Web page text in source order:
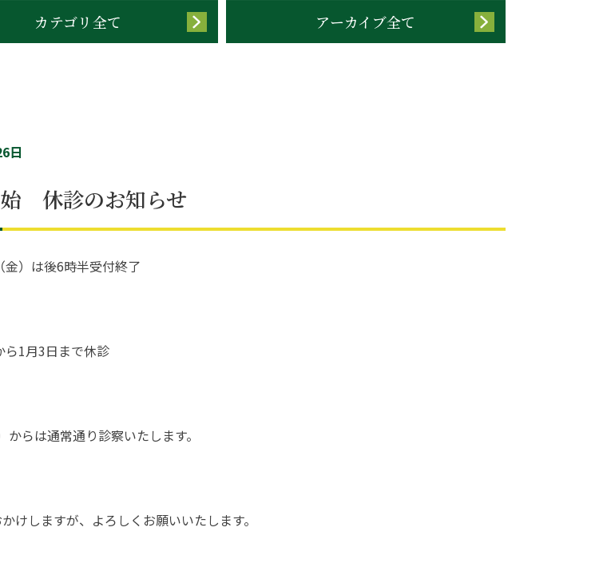
カテゴリ全て アーカイブ全て
日
休診のお知らせ
金）は後6時半受付終了
ら1月3日まで休診
からは通常通り診察いたします。
けしますが、よろしくお願いいたします。